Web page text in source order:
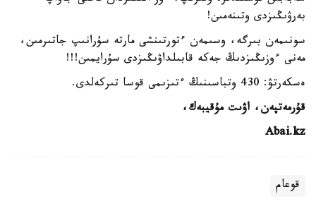
بەرۋىڭىزدى وتىنەمىن!
سونىمەن بىرگە، وسىمەن ءتورتىنشى مارتە سۇرانىپ جاتىرمىن،
مەنى ءوزىڭىزدىڭ جەكە قابىلداۋىڭىزدى سۇرايمىن!!!
ەسكەرتۋ: 430 وتباسىنىڭ ءتىزىمى قوسا تىركەلدى.
قۇرمەتپەن، اۋىت مۇقيبەك،
Abai.kz
قوعام